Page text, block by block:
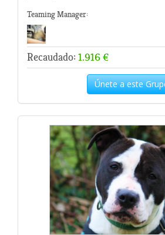
Teaming Manager:
Recaudado: 1.916 €
Únete a este